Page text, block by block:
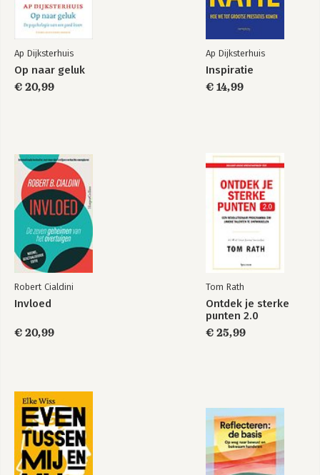
Naar een nieuw
Naar een nieuw
Bekijk alle boeken
Ap Dijksterhuis
Op naar geluk
€ 20,99
Ap Dijksterhuis
Inspiratie
€ 14,99
Robert Cialdini
Invloed
€ 20,99
Tom Rath
Ontdek je sterke
punten 2.0
€ 25,99